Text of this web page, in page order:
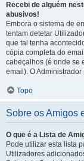
Recebi de alguém
abusivos!
Embora o sistema de
tentam detetar
que tal tenha
cópia completa do
cabeçalhos (é onde se
email). O
Topo
Sobre os Amigos
O que é a Lista de
Pode utilizar esta lista
Utilizadores